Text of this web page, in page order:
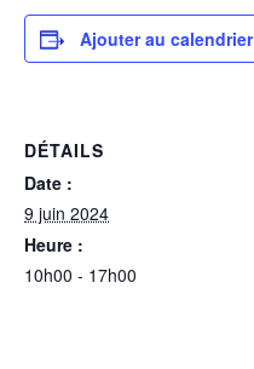
Ajouter au calendrier
DÉTAILS
Date :
9 juin 2024
Heure :
10h00 - 17h00